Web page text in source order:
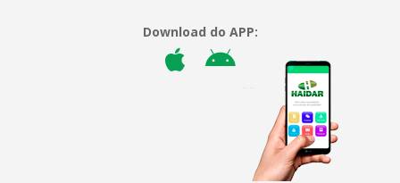
Download do APP: